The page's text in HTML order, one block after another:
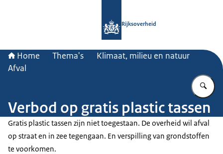
Rijksoverheid
Home Thema's
Klimaat, milieu en natuur
Afval
Verbod op gratis plastic tassen
Gratis plastic tassen zijn niet toegestaan. De overheid wil afval
op straat en in zee tegengaan. En verspilling van grondstoffen
te voorkomen.